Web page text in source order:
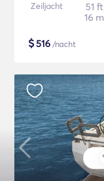
Zeiljacht
51 ft
16 m
$516 /nacht